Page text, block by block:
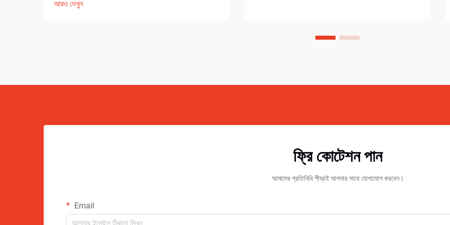
আরও দেখুন
ফ্রি কোটেশন পান
আমাদের প্রতিনিধি শীঘ্রই আপনার সাথে যোগাযোগ করবেন।
Email